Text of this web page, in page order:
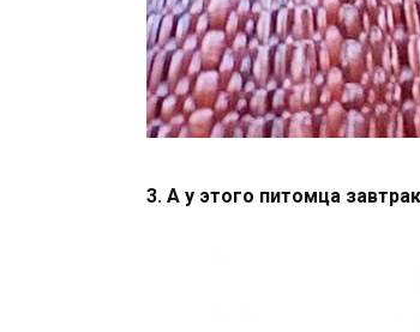
3. А у этого питомца